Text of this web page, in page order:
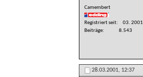
Camembert
Registriert seit
03. 2001
Beiträge
8.543
28.03.2001, 12:37